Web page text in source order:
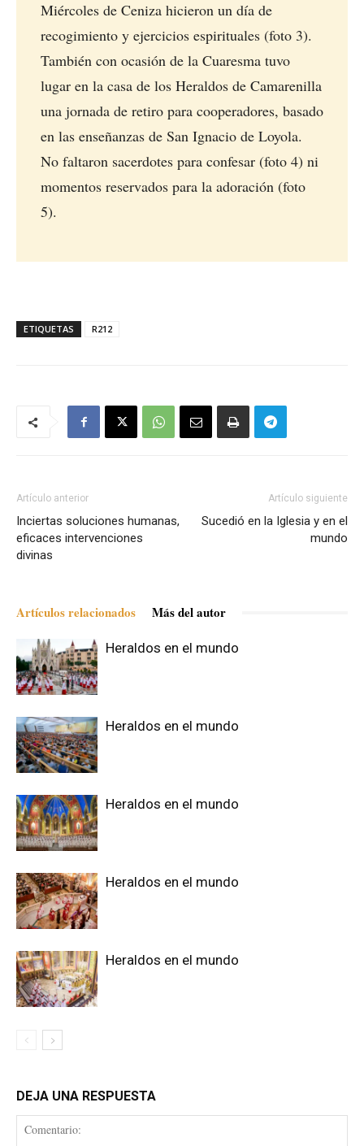
Miércoles de Ceniza hicieron un día de
recogimiento y ejercicios espirituales (foto 3).
También con ocasión de la Cuaresma tuvo
lugar en la casa de los Heraldos de Camarenilla
una jornada de retiro para cooperadores, basado
en las enseñanzas de San Ignacio de Loyola.
No faltaron sacerdotes para confesar (foto 4) ni
momentos reservados para la adoración (foto
5).
ETIQUETAS R212
Artículo anterior
Inciertas soluciones humanas,
eficaces intervenciones
divinas
Artículo siguiente
Sucedió en la Iglesia y en el
mundo
Artículos relacionados Más del autor
Heraldos en el mundo
Heraldos en el mundo
Heraldos en el mundo
Heraldos en el mundo
Heraldos en el mundo
DEJA UNA RESPUESTA